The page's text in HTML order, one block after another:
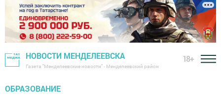
НОВОСТИ МЕНДЕЛЕЕВСКА
Газета "Менделеевские новости" - Менделеевский район
18+
ОБРАЗОВАНИЕ